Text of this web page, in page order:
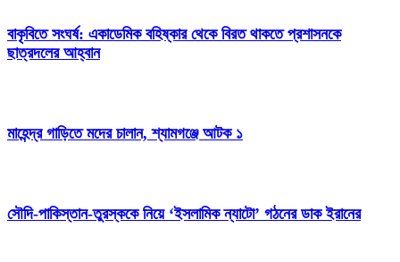
বাকৃবিতে সংঘর্ষ: একাডেমিক বহিষ্কার থেকে বিরত থাকতে প্রশাসনকে
ছাত্রদলের আহ্বান
মাহেন্দ্র গাড়িতে মদের চালান, শ্যামগঞ্জে আটক ১
সৌদি-পাকিস্তান-তুরস্ককে নিয়ে ‘ইসলামিক ন্যাটো’ গঠনের ডাক ইরানের